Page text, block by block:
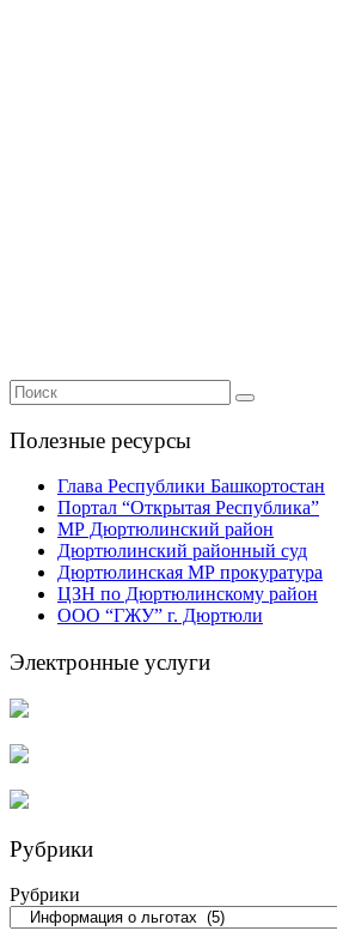
Полезные ресурсы
Глава Республики Башкортостан
Портал “Открытая Республика”
МР Дюртюлинский район
Дюртюлинский районный суд
Дюртюлинская МР прокуратура
ЦЗН по Дюртюлинскому район
ООО “ГЖУ” г. Дюртюли
Электронные услуги
Рубрики
Рубрики